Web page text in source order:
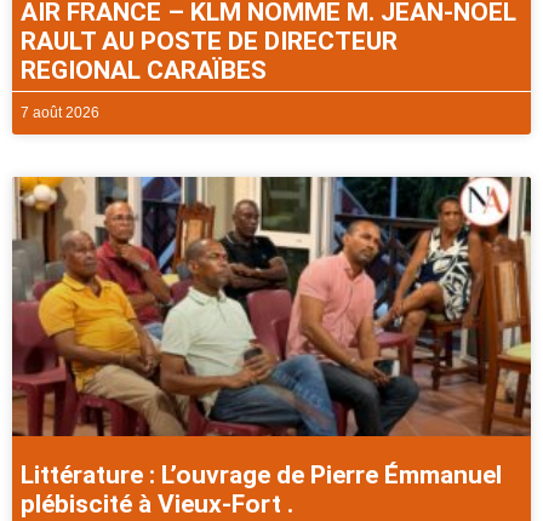
AIR FRANCE – KLM NOMME M. JEAN-NOEL
RAULT AU POSTE DE DIRECTEUR
REGIONAL CARAÏBES
7 août 2026
Littérature : L’ouvrage de Pierre Émmanuel
plébiscité à Vieux-Fort .